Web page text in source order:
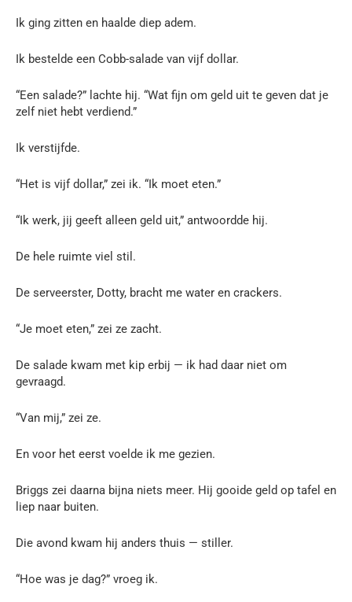
Ik ging zitten en haalde diep adem.
Ik bestelde een Cobb-salade van vijf dollar.
“Een salade?” lachte hij. “Wat fijn om geld uit te geven dat je
zelf niet hebt verdiend.”
Ik verstijfde.
“Het is vijf dollar,” zei ik. “Ik moet eten.”
“Ik werk, jij geeft alleen geld uit,” antwoordde hij.
De hele ruimte viel stil.
De serveerster, Dotty, bracht me water en crackers.
“Je moet eten,” zei ze zacht.
De salade kwam met kip erbij — ik had daar niet om
gevraagd.
“Van mij,” zei ze.
En voor het eerst voelde ik me gezien.
Briggs zei daarna bijna niets meer. Hij gooide geld op tafel en
liep naar buiten.
Die avond kwam hij anders thuis — stiller.
“Hoe was je dag?” vroeg ik.